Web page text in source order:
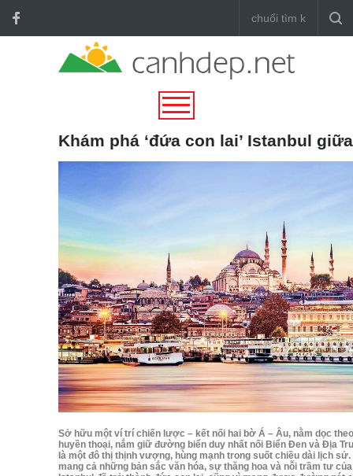
Khám phá ‘đứa con lai’ Istanbul
Sở hữu một ví trí chiến lược – kết nối hai bờ Á – Âu, nằm dọc
huyền thoại, nắm giữ đường biển duy nhất nối Biển Đen và Địa
là một đô thị thịnh vượng, hùng mạnh trong suốt chiều dài lịch sử.
mang cả những bản sắc văn hóa, sự thăng hoa và nỗi trầm tư